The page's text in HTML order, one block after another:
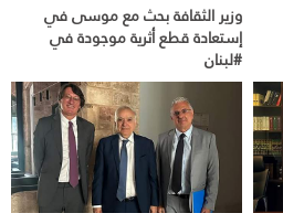
وزير الثقافة بحث مع موسى في
إستعادة قطع أثرية موجودة في
#لبنان